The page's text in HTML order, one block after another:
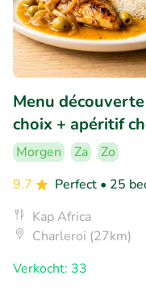
Menu
choix + apéritif
Morgen Za
Zo
9.7
Perfect • 25
Kap Africa
Charleroi (27km)
Verkocht: 33